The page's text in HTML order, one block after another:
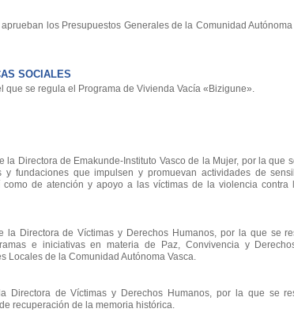
los Presupuestos Generales de la Comunidad
SOCIALES
que se regula el Programa de Vivienda Vacía «Bizigune».
la Directora de Emakunde-Instituto Vasco de la Mujer, por la que
y fundaciones que impulsen y promuevan actividades de
como de atención y apoyo a las víctimas de la violencia contra
la Directora de Víctimas y Derechos Humanos, por la que se
e iniciativas en materia de Paz, Convivencia y
Locales de la Comunidad Autónoma Vasca.
Directora de Víctimas y Derechos Humanos, por la que se
recuperación de la memoria histórica.